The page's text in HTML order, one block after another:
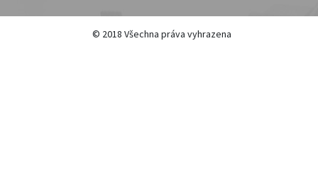
© 2018 Všechna práva vyhrazena